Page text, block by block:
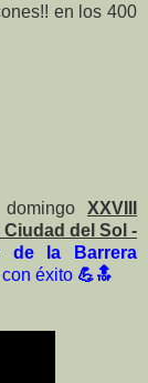
en los 400
domingoXXVIII
Ciudad del Sol -
la Barrera
éxito 💪🔝